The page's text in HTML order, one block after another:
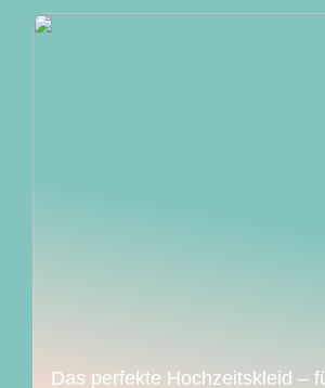
Das perfekte Hochzeitskleid –